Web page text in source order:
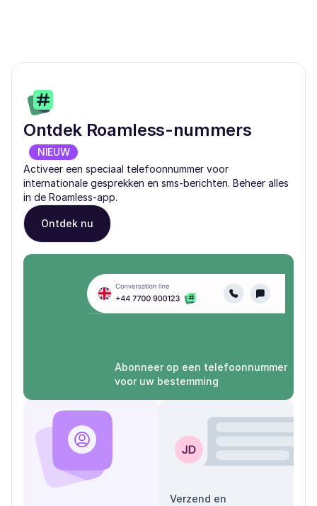
Ontdek Roamless-nummers
NIEUW
Activeer een speciaal telefoonnummer voor
internationale gesprekken en sms-berichten. Beheer alles
in de Roamless-app.
Ontdek nu
Abonneer op een telefoonnummer
voor uw bestemming
Verzend en